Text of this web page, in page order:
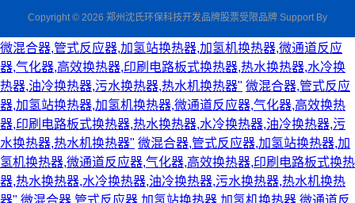
Copyright © 2026 郑州沈氏环保科技开发品牌股票受限品牌 Support By
微混合器,管式反应器,加氢站换热器,加氢机换热器,微通道反应
器,气化器,高效换热器,印刷电路板式换热器,热水换热器,水冷换
热器,油冷换热器,污水换热器,热水机换热器" 微混合器,管式反应
器,加氢站换热器,加氢机换热器,微通道反应器,气化器,高效换热
器,印刷电路板式换热器,热水换热器,水冷换热器,油冷换热器,污
水换热器,热水机换热器" 微混合器,管式反应器,加氢站换热器,加
氢机换热器,微通道反应器,气化器,高效换热器,印刷电路板式换热
器,热水换热器,水冷换热器,油冷换热器,污水换热器,热水机换热
器" 微混合器,管式反应器,加氢站换热器,加氢机换热器,微通道反